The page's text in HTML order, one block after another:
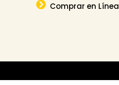
Comprar en Línea